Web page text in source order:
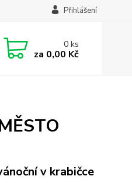
Přihlášení
0ks
za 0,00 Kč
v krabičce